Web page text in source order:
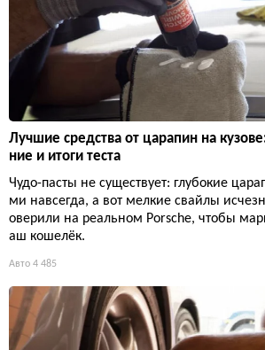
Лучшие средства от царапин на
ние и итоги теста
Чудо-пасты не существует: глубокие
ми навсегда, а вот мелкие свайлы
оверили на реальном Porsche, чтобы
аш кошелёк.
Авто 4 485